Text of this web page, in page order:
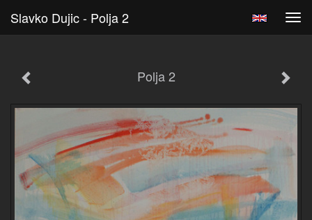
Slavko Dujic - Polja 2
Polja 2